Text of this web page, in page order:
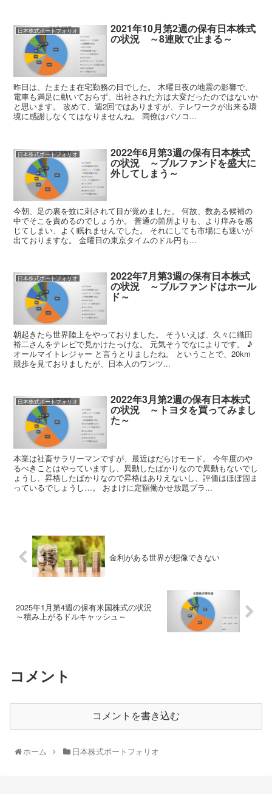
日本株式ポートフォリオ 2021年10月第2週の保有日本株式
の状況 ～8連敗で止まる～
昨日は、たまたま在宅勤務の日でした。 木曜日夜の地震の影響で、
電車も満足に動いておらず、出社された方は大変だったのではないか
と思います。 改めて、週2回ではありますが、テレワークが出来る環
境に感謝しなくてはなりませんね。 同僚はパソコ...
日本株式ポートフォリオ 2022年6月第3週の保有日本株式
の状況 ～ブルファンドを盛大に
外してしまう～
今朝、足の裏を蚊に刺されて目が覚めました。 何故、数ある候補の
中でそこを責めるのでしょうか。 普通の箇所よりも、より痒みを感
じてしまい、よく眠れませんでした。 それにしても市場にも迷いが
出ておりますな。 金曜日の東京タイムのドル円も...
日本株式ポートフォリオ 2022年7月第3週の保有日本株式
の状況 ～ブルファンドはホール
ド～
朝起きたら世界陸上をやっておりました。 そういえば、久々に織田
裕二さんをテレビで見かけたっけな。 元気そうでなによりです。 ♪
オールマイトレジャー と言うとりましたね。 ということで、20km
競歩を見ておりましたが、日本人のワンツ...
日本株式ポートフォリオ 2022年3月第2週の保有日本株式
の状況 ～トヨタを買ってみまし
た～
本業は社畜サラリーマンですが、最近はだらけモード。 今年度のや
るべきことはやっていますし、異動したばかりなので異動もないでし
ょうし、昇格したばかりなので昇格はありえないし、評価はほぼ固ま
っているでしょうし…。 おまけに定額働かせ放題プラ...
金利がある世界が想像できない
2025年1月第4週の保有米国株式の状況
～積み上がるドルキャッシュ～
コメント
コメントを書き込む
ホーム 日本株式ポートフォリオ